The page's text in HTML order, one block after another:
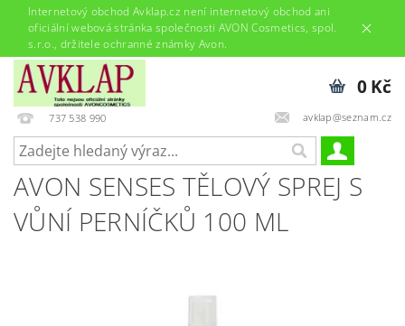
Internetový obchod Avklap.cz není internetový obchod ani
oficiální webová stránka společnosti AVON Cosmetics, spol.
s.r.o., držitele ochranné známky Avon.
737 538 990 avklap@seznam.cz
0 Kč
AVON SENSES TĚLOVÝ SPREJ S
VŮNÍ PERNÍČKŮ 100 ML